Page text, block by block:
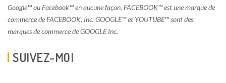
Google™ ou Facebook™ en aucune façon. FACEBOOK™ est une marque de
commerce de FACEBOOK, Inc. GOOGLE™ et YOUTUBE™ sont des
marques de commerce de GOOGLE Inc.
SUIVEZ-MOI